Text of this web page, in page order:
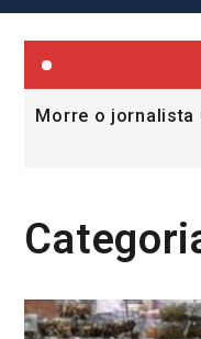
Morre o jornalista